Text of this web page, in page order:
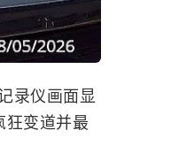
录仪画面显
狂变道并最